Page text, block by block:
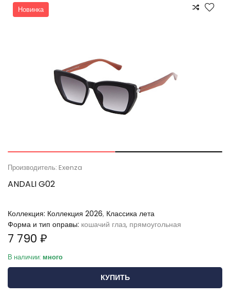
Новинка
Производитель: Exenza
ANDALI G02
Коллекция: Коллекция 2026, Классика лета
Форма и тип оправы: кошачий глаз, прямоугольная
7 790 ₽
В наличии: много
КУПИТЬ